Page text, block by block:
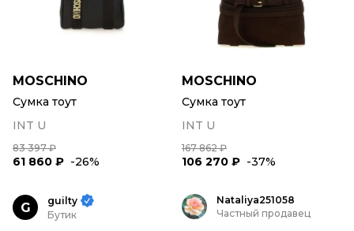
MOSCHINO
Сумка тоут
INT U
83 397 ₽
61 860 ₽ -26%
MOSCHINO
Сумка тоут
INT U
167 862 ₽
106 270 ₽ -37%
G
guilty
Бутик
Nataliya251058
Частный продавец